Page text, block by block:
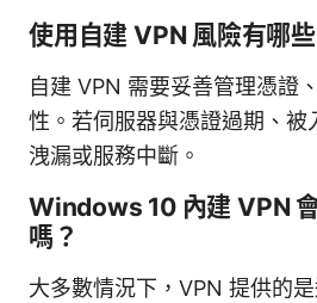
使用自建 VPN 風險有哪些
自建 VPN 需要妥善管理憑證
性。若伺服器與憑證過期、被
洩漏或服務中斷。
Windows 10 內建 VPN
嗎？
大多數情況下，VPN 提供的